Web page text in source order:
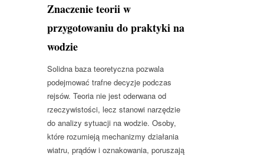
Znaczenie teorii w
przygotowaniu do praktyki na
wodzie
Solidna baza teoretyczna pozwala
podejmować trafne decyzje podczas
rejsów. Teoria nie jest oderwana od
rzeczywistości, lecz stanowi narzędzie
do analizy sytuacji na wodzie. Osoby,
które rozumieją mechanizmy działania
wiatru, prądów i oznakowania, poruszają